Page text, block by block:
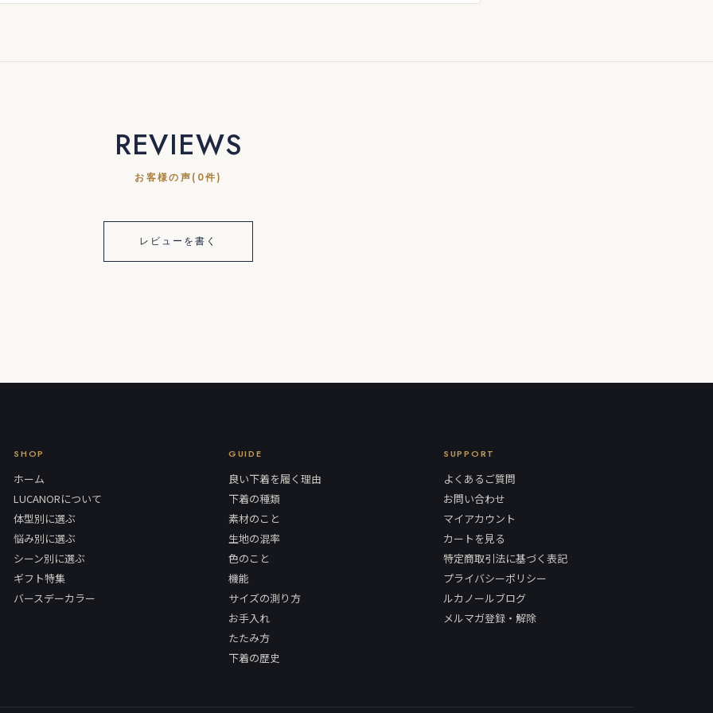
REVIEWS
お客様の声(0件)
レビューを書く
SHOP
ホーム
LUCANORについて
体型別に選ぶ
悩み別に選ぶ
シーン別に選ぶ
ギフト特集
バースデーカラー
GUIDE
良い下着を履く理由
下着の種類
素材のこと
生地の混率
色のこと
機能
サイズの測り方
お手入れ
たたみ方
下着の歴史
SUPPORT
よくあるご質問
お問い合わせ
マイアカウント
カートを見る
特定商取引法に基づく表記
プライバシーポリシー
ルカノールブログ
メルマガ登録・解除